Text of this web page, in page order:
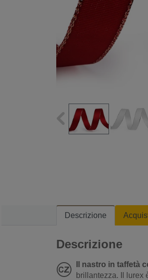
Descrizione
Descrizione
Il nastro in taffetà
brillantezza. Il lurex